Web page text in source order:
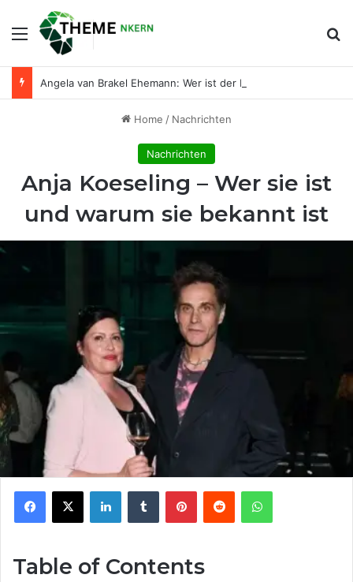
Menu
Home / Nachrichten
Nachrichten
Anja Koeseling – Wer sie ist
und warum sie bekannt ist
Facebook
X LinkedInTumblr PinterestReddit WhatsApp
Table of Contents